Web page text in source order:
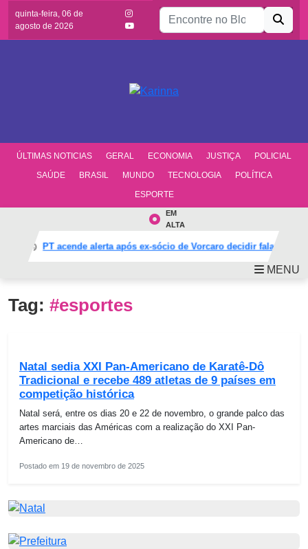
quinta-feira, 06 de
agosto de 2026
Buscar por:
ÚLTIMAS NOTICIAS GERAL ECONOMIA JUSTIÇA
POLICIAL
SAÚDE
BRASIL MUNDO TECNOLOGIA
POLÍTICA
ESPORTE
EM
ALTA
PT acende alerta após ex-sócio de Vorcaro decidir falar e
MENU
Tag: #esportes
Natal sedia XXI Pan-Americano de Karatê-Dô
Tradicional e recebe 489 atletas de 9 países em
competição histórica
Natal será, entre os dias 20 e 22 de novembro, o grande palco das
artes marciais das Américas com a realização do XXI Pan-
Americano de…
Postado em 19 de novembro de 2025